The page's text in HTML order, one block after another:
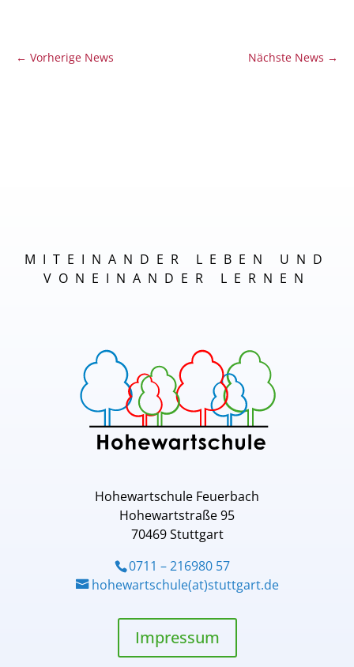
← Vorherige News Nächste News →
MITEINANDER LEBEN UND
VONEINANDER LERNEN
Hohewartschule Feuerbach
Hohewartstraße 95
70469 Stuttgart
0711 – 216980 57
hohewartschule(at)stuttgart.de
Impressum